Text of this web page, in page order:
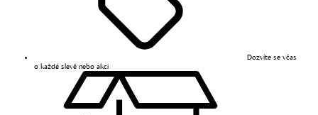
Dozvíte se včas
o každé slevě nebo akci